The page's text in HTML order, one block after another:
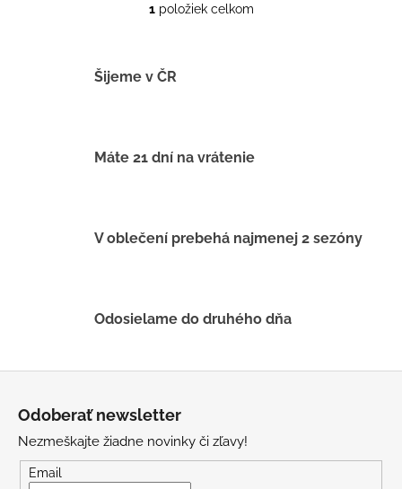
O
i
v
ý
s
1položiek celkom
Šijeme v ČR
Máte 21 dní na vrátenie
V oblečení prebehá najmenej 2 sezóny
Odosielame do druhého dňa
Odoberať newsletter
Nezmeškajte žiadne novinky či zľavy!
Email